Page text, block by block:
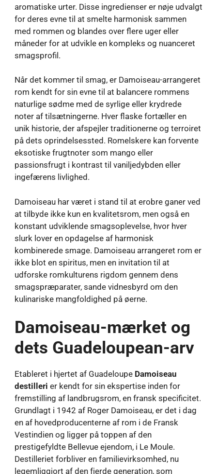
aromatiske urter. Disse ingredienser er nøje udvalgt
for deres evne til at smelte harmonisk sammen
med rommen og blandes over flere uger eller
måneder for at udvikle en kompleks og nuanceret
smagsprofil.
Når det kommer til smag, er Damoiseau-arrangeret
rom kendt for sin evne til at balancere rommens
naturlige sødme med de syrlige eller krydrede
noter af tilsætningerne. Hver flaske fortæller en
unik historie, der afspejler traditionerne og terroiret
på dets oprindelsessted. Romelskere kan forvente
eksotiske frugtnoter som mango eller
passionsfrugt i kontrast til vaniljedybden eller
ingefærens livlighed.
Damoiseau har været i stand til at erobre ganer ved
at tilbyde ikke kun en kvalitetsrom, men også en
konstant udviklende smagsoplevelse, hvor hver
slurk lover en opdagelse af harmonisk
kombinerede smage. Damoiseau arrangeret rom er
ikke blot en spiritus, men en invitation til at
udforske romkulturens rigdom gennem dens
smagspræparater, sande vidnesbyrd om den
kulinariske mangfoldighed på øerne.
Damoiseau-mærket og
dets Guadeloupean-arv
Etableret i hjertet af Guadeloupe Damoiseau
destilleri er kendt for sin ekspertise inden for
fremstilling af landbrugsrom, en fransk specificitet.
Grundlagt i 1942 af Roger Damoiseau, er det i dag
en af ​​hovedproducenterne af rom i de Fransk
Vestindien og ligger på toppen af ​​den
prestigefyldte Bellevue ejendom, i Le Moule.
Destilleriet forbliver en familievirksomhed, nu
legemliggjort af den fjerde generation, som